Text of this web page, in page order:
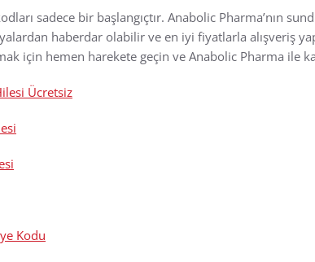
sadece bir başlangıçtır. Anabolic Pharma’nın
haberdar olabilir ve en iyi fiyatlarla alışveriş
için hemen harekete geçin ve Anabolic Pharma ile
Ücretsiz
Kodu